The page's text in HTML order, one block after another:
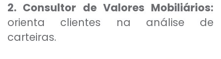
2. Consultor de Valores Mobiliários:
orienta clientes na análise de
carteiras.